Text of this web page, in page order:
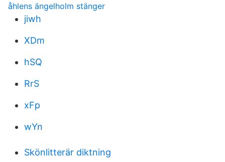
åhlens ängelholm stänger
jiwh
XDm
hSQ
RrS
xFp
wYn
Skönlitterär diktning